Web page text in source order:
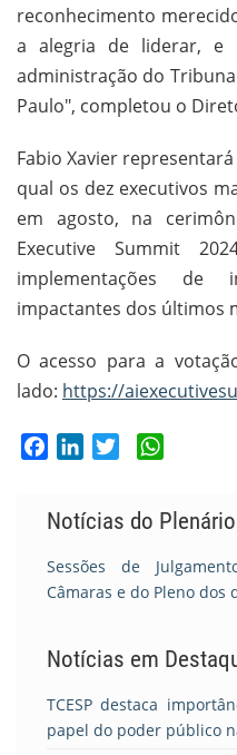
reconhecimento
a alegria de liderar, e
administração do
Paulo", completou o
Fabio Xavier
qual os dez executivos
em agosto, na
Executive Summit
implementações de
impactantes dos últimos
O acesso para a
lado: https://
FacebookLinkedIn
Twitter
Notícias do Plenário
Sessões de
Câmaras e do Pleno dos
Notícias em
TCESP destaca
papel do poder público